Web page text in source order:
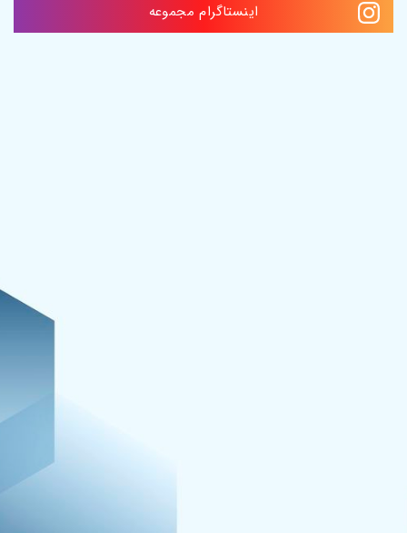
اینستاگرام مجموعه